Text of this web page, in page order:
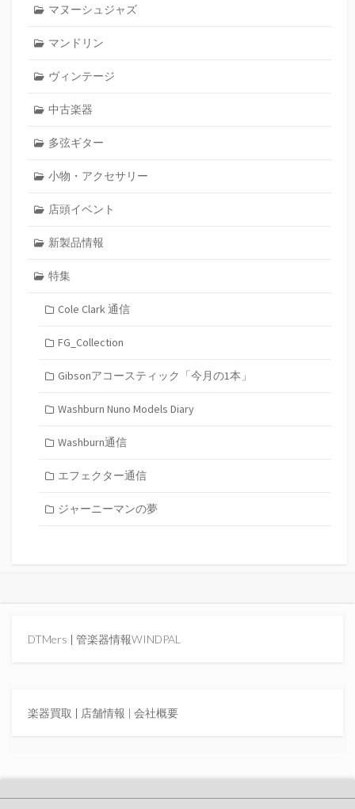
マヌーシュジャズ
マンドリン
ヴィンテージ
中古楽器
多弦ギター
小物・アクセサリー
店頭イベント
新製品情報
特集
Cole Clark 通信
FG_Collection
Gibsonアコースティック「今月の1本」
Washburn Nuno Models Diary
Washburn通信
エフェクター通信
ジャーニーマンの夢
DTMers | 管楽器情報WINDPAL
楽器買取 | 店舗情報 | 会社概要